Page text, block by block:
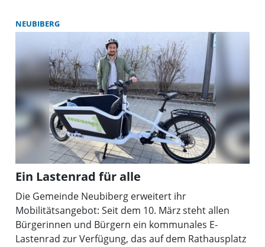
Fitzgerald treffen.
NEUBIBERG
Ein Lastenrad für alle
Die Gemeinde Neubiberg erweitert ihr
Mobilitätsangebot: Seit dem 10. März steht allen
Bürgerinnen und Bürgern ein kommunales E-
Lastenrad zur Verfügung, das auf dem Rathausplatz